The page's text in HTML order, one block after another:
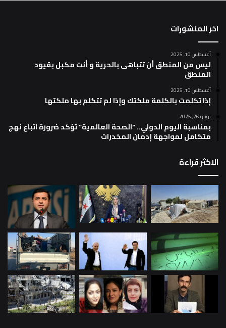
اخر المنشورات
أغسطس 10, 2025
ليس من المنطق أن تتباهى بالحرية و أنت مكبل بقيود
المنطق
أغسطس 10, 2025
إذا تكلمت بالكلمة ملكتك وإذا لم تتكلم بها ملكتها
يونيو 26, 2025
بمناسبة اليوم الدولي.. “الصحة العالمية” تؤكد ضرورة اتباع نهج
متكامل لمواجهة إدمان المخدرات
الاكثر قراءة